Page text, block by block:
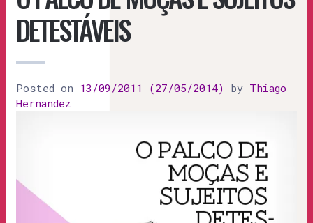
DETESTÁVEIS
Posted on 13/09/2011 (27/05/2014) by Thiago
Hernandez